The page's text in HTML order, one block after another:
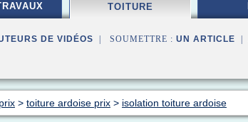
TOITURE
DE VIDÉOS | SOUMETTRE : UN ARTICLE
> toiture ardoise prix > isolation toiture ardoise